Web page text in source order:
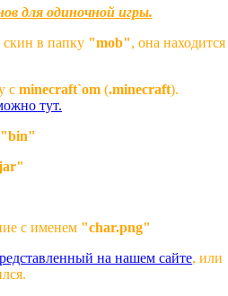
для одиночной игры.
скин в папку "mob", она находится
с minecraft`om (.minecraft).
тут.
"bin"
с именем "char.png"
на нашем сайте, или